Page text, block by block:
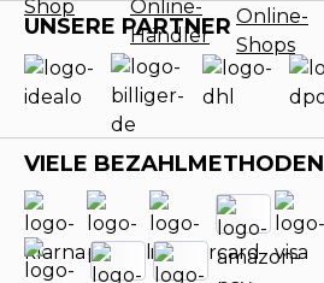
UNSERE PARTNER
VIELE BEZAHLMETHODEN